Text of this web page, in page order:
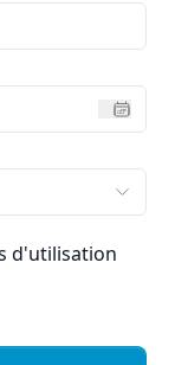
d'utilisation